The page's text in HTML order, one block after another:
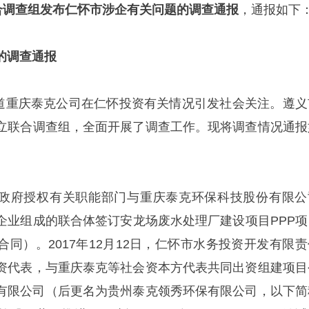
查组发布仁怀市涉企有关问题的调查通报 ，通报如下
调查通报
重庆泰克公司在仁怀投资有关情况引发社会关注。遵
联合调查组，全面开展了调查工作。现将调查情况通
府授权有关职能部门与重庆泰克环保科技股份有限
业组成的联合体签订安龙场废水处理厂建设项目PPP
同）。2017年12月12日，仁怀市水务投资开发有限
代表，与重庆泰克等社会资本方代表共同出资组建项
公司（后更名为贵州泰克领秀环保有限公司，以下